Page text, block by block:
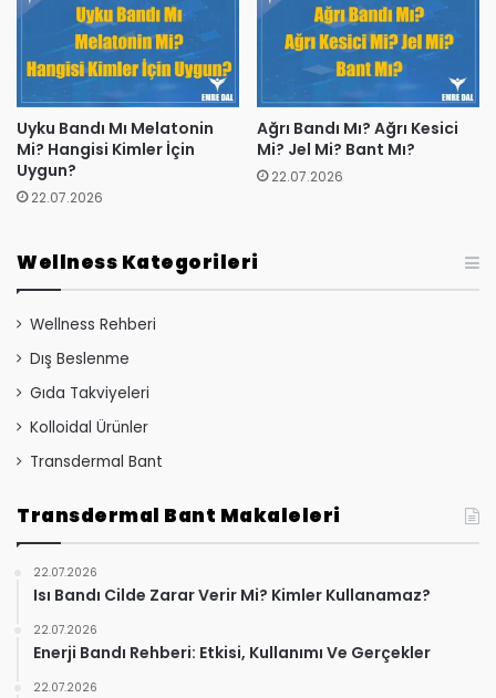
Uyku Bandı Mı Melatonin
Mi? Hangisi Kimler İçin
Uygun?
22.07.2026
Ağrı Bandı Mı? Ağrı Kesici
Mi? Jel Mi? Bant Mı?
22.07.2026
Wellness Kategorileri
Wellness Rehberi
Dış Beslenme
Gıda Takviyeleri
Kolloidal Ürünler
Transdermal Bant
Transdermal Bant Makaleleri
22.07.2026
Isı Bandı Cilde Zarar Verir Mi? Kimler Kullanamaz?
22.07.2026
Enerji Bandı Rehberi: Etkisi, Kullanımı Ve Gerçekler
22.07.2026